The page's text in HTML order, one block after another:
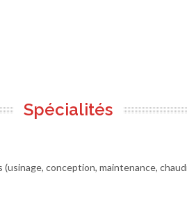
Spécialités
conception, maintenance,